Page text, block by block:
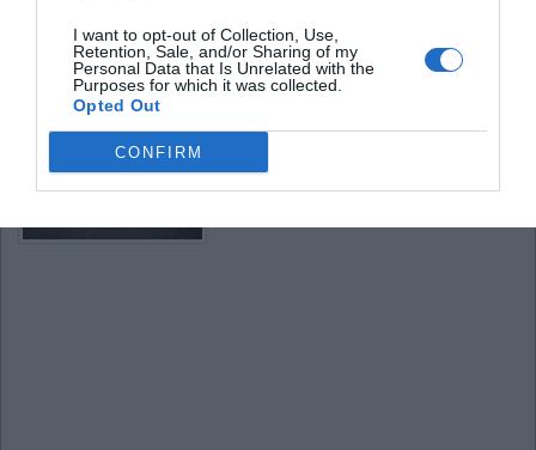
I want to opt-out of Collection, Use,
Retention, Sale, and/or Sharing of my
Personal Data that Is Unrelated with the
Purposes for which it was collected.
Opted Out
CONFIRM
David Grennan (Astronomas – mėgėjas)
kiemo Airijos sąsiauryje,
įvyko prieš 290 milijonų metų.